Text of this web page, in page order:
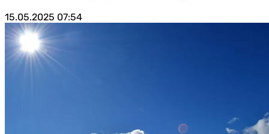
15.05.2025 07:54